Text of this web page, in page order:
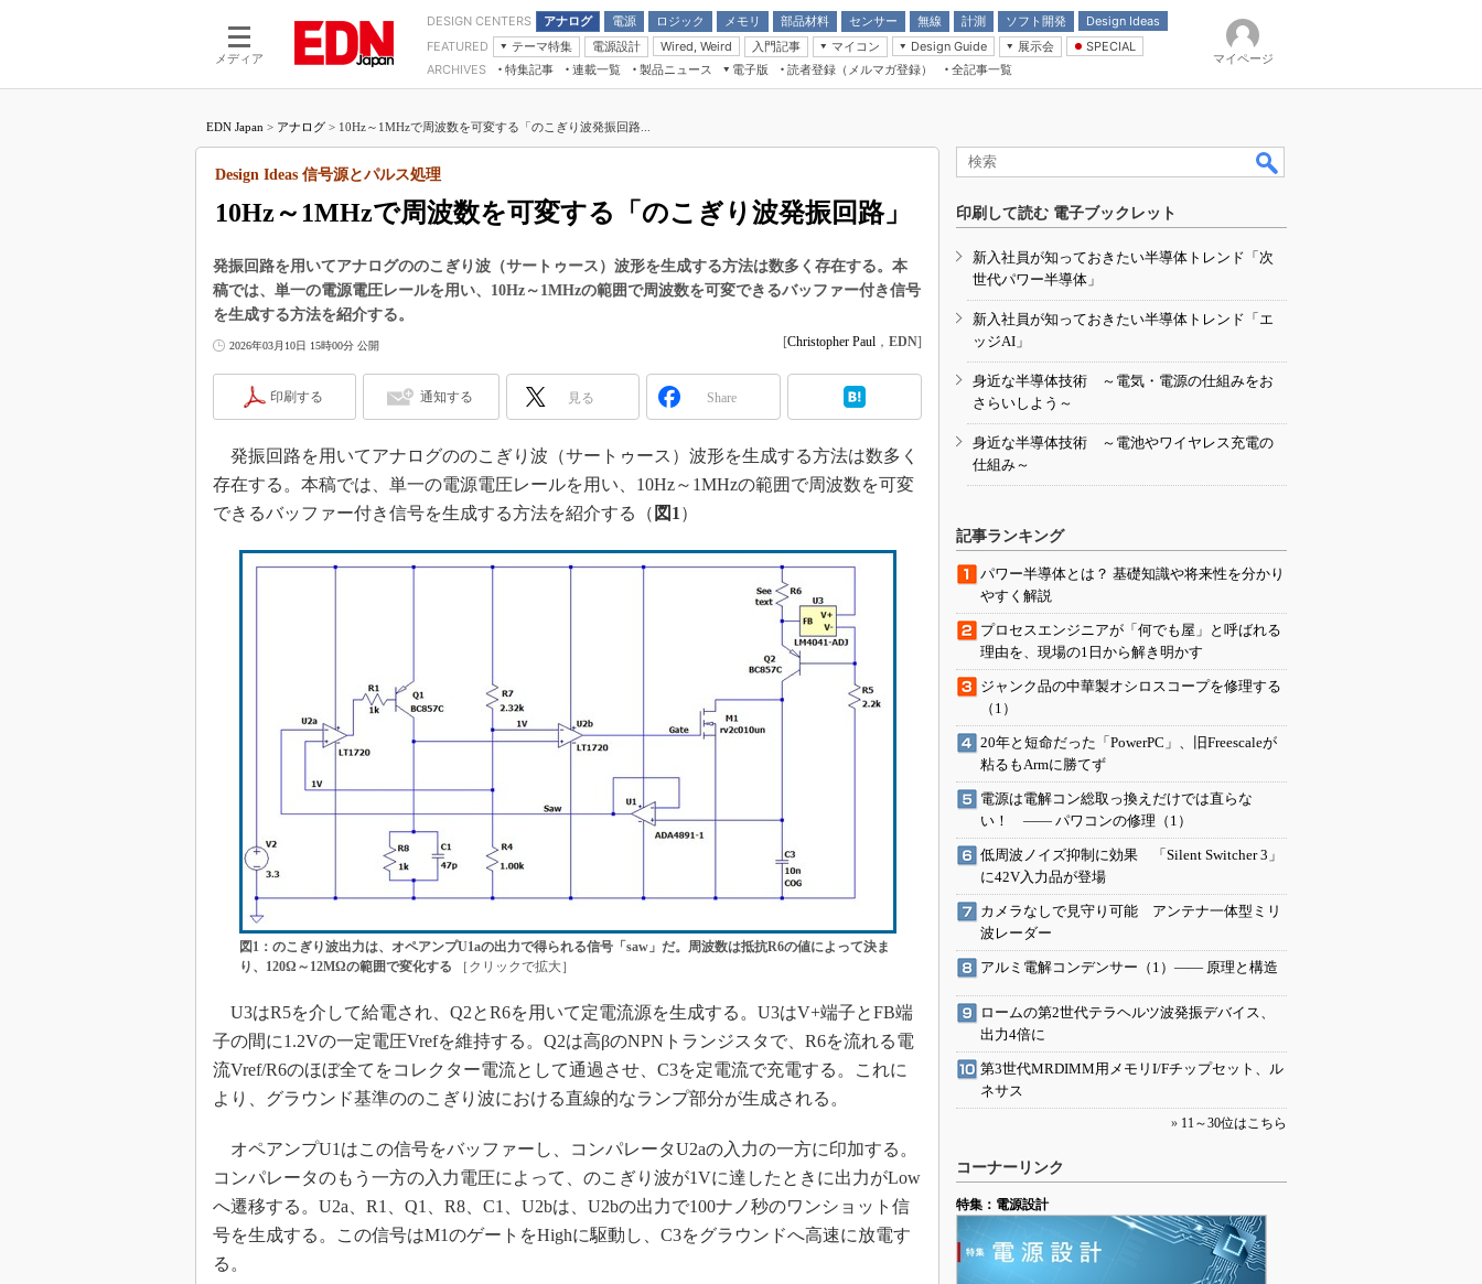
メディア
DESIGN CENTERS アナログ
電源
モーター
ロジック
LSI
メモリ
部品材料
受動部品
センサー 無線 計測 ソフト開発
Design Ideas
アナログ機能回路
計測とテスト
Wired, Weird
FEATURED
テーマ特集
つながるクルマ
エレクトロニクス入門
医療エレ（EE Times Japan）
製品解剖（EE Times Japan）
電源設計 Wired, Weird
入門記事
モーター入門
マイコン
マイコン講座
Design Guide
計測機器
展示会
CEATEC
組込み/エッジコンピューティング展
人とくるま展
SPECIAL
Microchip情報
ARCHIVES 特集記事
連載一覧
マイクロプロセッサ懐古録
中堅技術者に贈る電子部品“徹底”活
用講座
たった2つの式で始めるDC/DCコン
DC-DCコンバーター活用講座
Wired, Weird
高速シリアル伝送技術講座
アナログ設計のきほん／ADCとノイ
ズ編
めざせ高効率！ モーター駆動入門講
Bluetooth mesh入門
USB Type-Cの登場で評価試験はど
う変わる？
IoT時代の無線規格を知る【Thread
編】
IoT時代の無線規格を知る【Z-Wave
製品ニュース
電子版
電子ブックレット
読者登録（メルマガ登録） 全記事一覧
マイページ
EDN Japan > アナログ > 10Hz～1MHzで周波数を可変する「のこぎり波発振回路...
10Hz～1MHzで周波数を可変する「のこぎり波発振回路」
Design Ideas 信号源とパルス処理
発振回路を用いてアナログののこぎり波（サートゥース）波形を生成する方法は数多く存在する。本
稿では、単一の電源電圧レールを用い、10Hz～1MHzの範囲で周波数を可変できるバッファー付き信号
を生成する方法を紹介する。
2026年03月10日 15時00分 公開 [Christopher Paul ， EDN]
印刷する 通知する 見る Share
発振回路を用いてアナログののこぎり波（サートゥース）波形を生成する方法は数多く
存在する。本稿では、単一の電源電圧レールを用い、10Hz～1MHzの範囲で周波数を可変
できるバッファー付き信号を生成する方法を紹介する（ 図1 ）
図1：のこぎり波出力は、オペアンプU1aの出力で得られる信号「saw」だ。周波数は抵抗R6の値によって決ま
り、120Ω～12MΩの範囲で変化する ［クリックで拡大］
U3はR5を介して給電され、Q2とR6を用いて定電流源を生成する。U3はV+端子とFB端
子の間に1.2Vの一定電圧Vrefを維持する。Q2は高βのNPNトランジスタで、R6を流れる電
流Vref/R6のほぼ全てをコレクター電流として通過させ、C3を定電流で充電する。これに
より、グラウンド基準ののこぎり波における直線的なランプ部分が生成される。
オペアンプU1はこの信号をバッファーし、コンパレータU2aの入力の一方に印加する。
コンパレータのもう一方の入力電圧によって、のこぎり波が1Vに達したときに出力がLow
へ遷移する。U2a、R1、Q1、R8、C1、U2bは、U2bの出力で100ナノ秒のワンショット信
号を生成する。この信号はM1のゲートをHighに駆動し、C3をグラウンドへ高速に放電す
る。
印刷して読む 電子ブックレット
新入社員が知っておきたい半導体トレンド「次
世代パワー半導体」
新入社員が知っておきたい半導体トレンド「エ
ッジAI」
身近な半導体技術 ～電気・電源の仕組みをお
さらいしよう～
身近な半導体技術 ～電池やワイヤレス充電の
仕組み～
記事ランキング
パワー半導体とは？ 基礎知識や将来性を分かり
やすく解説
プロセスエンジニアが「何でも屋」と呼ばれる
理由を、現場の1日から解き明かす
ジャンク品の中華製オシロスコープを修理する
（1）
20年と短命だった「PowerPC」、旧Freescaleが
粘るもArmに勝てず
電源は電解コン総取っ換えだけでは直らな
い！ ―― パワコンの修理（1）
低周波ノイズ抑制に効果 「Silent Switcher 3」
に42V入力品が登場
カメラなしで見守り可能 アンテナ一体型ミリ
波レーダー
アルミ電解コンデンサー（1）―― 原理と構造
ロームの第2世代テラヘルツ波発振デバイス、
出力4倍に
第3世代MRDIMM用メモリI/Fチップセット、ル
ネサス
» 11～30位はこちら
コーナーリンク
特集：電源設計